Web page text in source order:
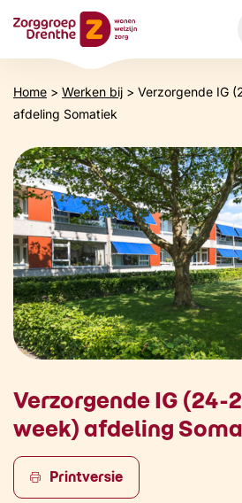
naar
content
Home > Werken bij > Verzorgende IG
afdeling Somatiek
Verzorgende IG (24-
week) afdeling
Printversie